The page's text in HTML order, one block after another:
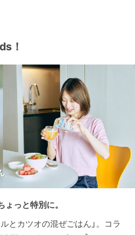
！
ょっと特別に。
とカツオの混ぜごはん」。コラ